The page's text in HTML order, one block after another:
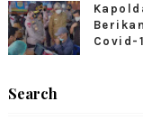
Covid-
Search